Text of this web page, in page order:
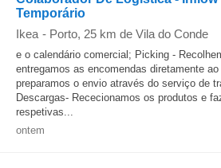
Temporário
Ikea - Porto, 25 km de Vila do Conde
e o calendário comercial; Picking -
entregamos as encomendas diretamente
preparamos o envio através do serviço de
Descargas- Rececionamos os produtos e
respetivas...
ontem